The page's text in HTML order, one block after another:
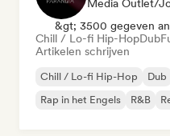
Media Outlet/
&gt; 3500 gegeven
Chill / Lo-fi Hip-HopDub
Artikelen schrijven
Chill / Lo-fi Hip-Hop Dub
Rap in het Engels
R&B